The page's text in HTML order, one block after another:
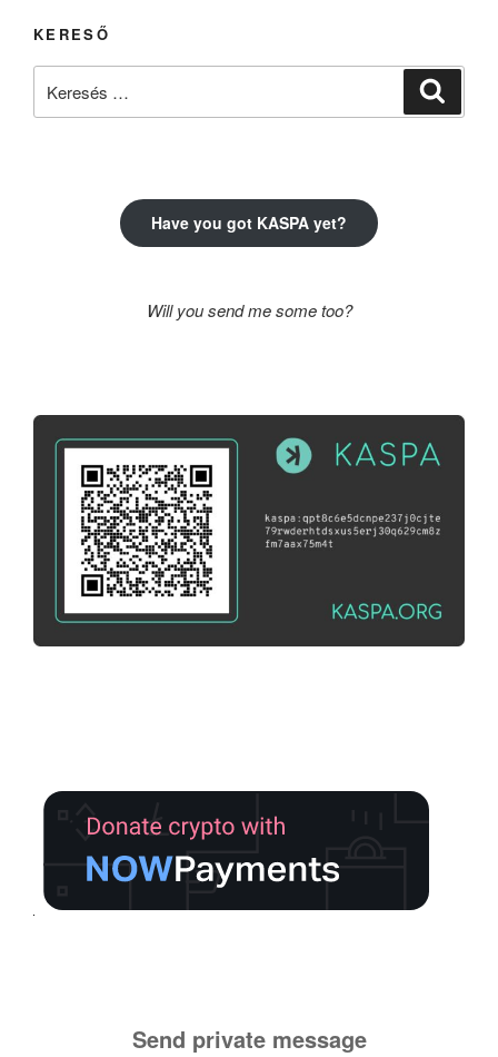
KERESŐ
Have you got KASPA yet?
Will you send me some too?
Send private message